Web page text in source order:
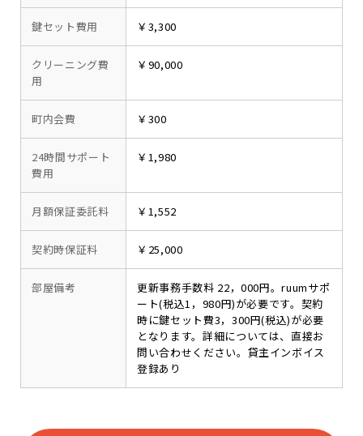
鍵セット費用 ￥3,300
クリーニング費
用
￥90,000
町内会費 ￥300
24時間サポート
費用
￥1,980
月額保証委託料 ￥1,552
契約時保証料 ￥25,000
部屋備考
更新事務手数料 22，000円。ruumサポ
ート(税込1，980円)が必要です。契約
時に鍵セット費3，300円(税込)が必要
となります。詳細については、直接お
問い合わせください。貸主インボイス
登録あり